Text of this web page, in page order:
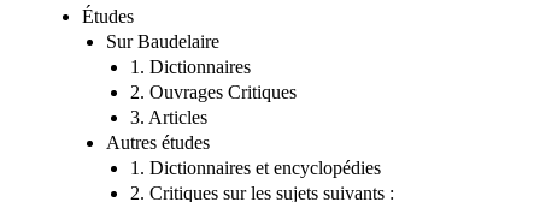
Autres textes
Études
Sur Baudelaire
1. Dictionnaires
2. Ouvrages Critiques
3. Articles
Autres études
1. Dictionnaires et encyclopédies